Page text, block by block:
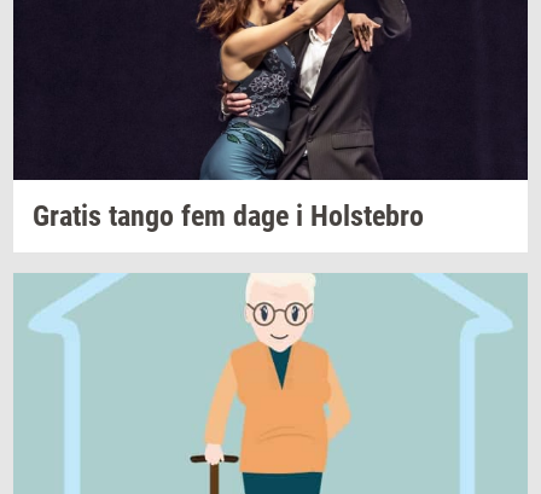
Gra­tis tango fem dage i Holste­bro